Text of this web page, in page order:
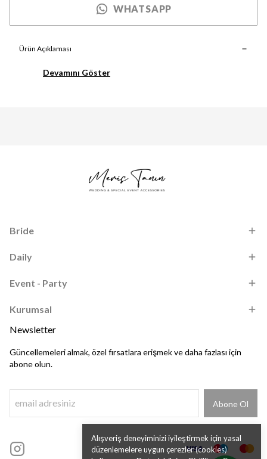
Alışveriş deneyiminizi iyileştirmek için yasal
düzenlemelere uygun çerezler (cookies)
WHATSAPP
Ürün Açıklaması
Devamını Göster
Bride
Daily
Event - Party
Kurumsal
Newsletter
Güncellemeleri almak, özel fırsatlara erişmek ve daha fazlası için
abone olun.
Abone Ol